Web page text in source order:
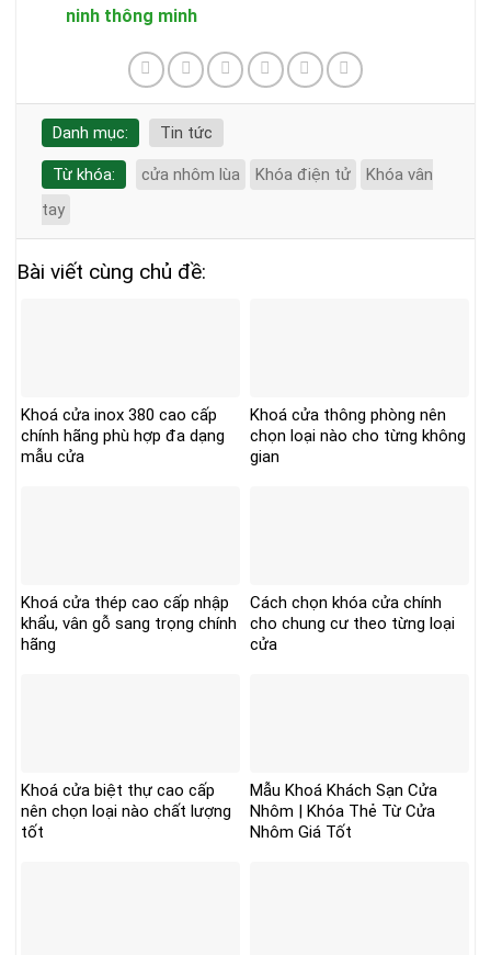
ninh thông minh
Danh mục: Tin tức
Từ khóa: cửa nhôm lùa Khóa điện tử
Khóa vân
tay
Bài viết cùng chủ đề:
Khoá cửa inox 380 cao cấp
chính hãng phù hợp đa dạng
mẫu cửa
Khoá cửa thông phòng nên
chọn loại nào cho từng không
gian
Khoá cửa thép cao cấp nhập
khẩu, vân gỗ sang trọng chính
hãng
Cách chọn khóa cửa chính
cho chung cư theo từng loại
cửa
Khoá cửa biệt thự cao cấp
nên chọn loại nào chất lượng
tốt
Mẫu Khoá Khách Sạn Cửa
Nhôm | Khóa Thẻ Từ Cửa
Nhôm Giá Tốt